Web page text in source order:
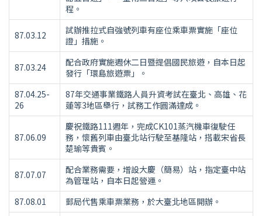
程。
87.03.12
試辦推拉式自強號列車有座位乘車票實施「座位
證」措施。
87.03.24
配合政府實施週休二日暨提倡國民旅遊，自本日起
發行「環島旅遊票」。
87.04.25-
26
87年交通事業鐵路人員升資考試在臺北、高雄、花
蓮等3地區舉行，試務工作圓滿達成。
87.06.09
慶祝鐵路111週年，完成CK101蒸汽機車復駛任
務，懷舊列車由臺北站行駛至基隆站，搭載宋省長
楚瑜等貴賓。
87.07.07
配合業務需要，增設大慶（簡易）站，指定臺中站
為管理站，自本日起營運。
87.08.01
郵局代售乘車票業務，於大臺北地區開辦。